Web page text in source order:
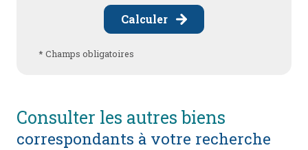
Calculer
* Champs obligatoires
consulter les autres biens
correspondants à votre recherche